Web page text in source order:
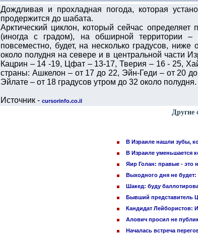
Дождливая и прохладная погода, которая
продержится до шабата.
Арктический циклон, который сейчас
(иногда с градом), на обширной территории –
повсеместно, будет, на несколько градусов,
около полудня на севере и в центральной части
Кацрин – 14 -19, Цфат – 13-17, Тверия – 16 - 25,
страны: Ашкелон – от 17 до 22, Эйн-Геди – от 20
Эйлате – от 18 градусов утром до 32 около полудня.
Источник - cursorinfo.co.il
Другие
В Израиле нашли зубы,
В Израиле уменьшается
Яир Голан: правые - это
Выходного дня не
Шакед: буду
Бывший представитель
Кандидат Лейбористов:
Алович просил не
Началась встреча